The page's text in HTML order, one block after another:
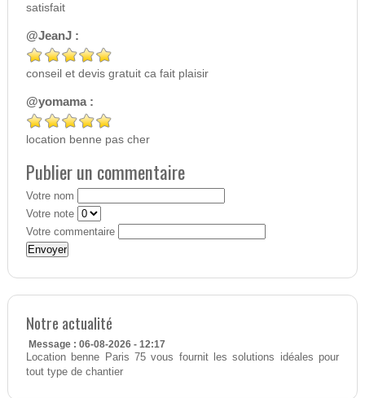
satisfait
@JeanJ :
conseil et devis gratuit ca fait plaisir
@yomama :
location benne pas cher
Publier un commentaire
Votre nom
Votre note
Votre commentaire
Notre actualité
Message : 06-08-2026 - 12:17
Location benne Paris 75 vous fournit les solutions idéales pour
tout type de chantier